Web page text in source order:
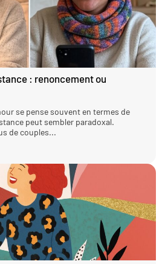
: renoncement ou
se pense souvent en termes de
peut sembler paradoxal.
de couples...